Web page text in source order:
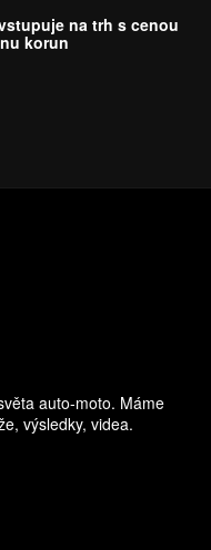
na trh s cenou
korun
auto-moto. Máme
výsledky, videa.